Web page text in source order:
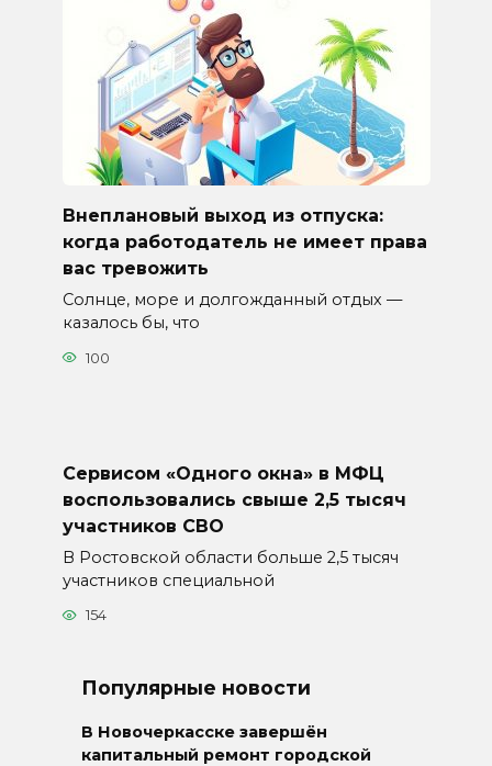
Внеплановый выход из отпуска:
когда работодатель не имеет права
вас тревожить
Солнце, море и долгожданный отдых —
казалось бы, что
100
Сервисом «Одного окна» в МФЦ
воспользовались свыше 2,5 тысяч
участников СВО
В Ростовской области больше 2,5 тысяч
участников специальной
154
Популярные новости
В Новочеркасске завершён
капитальный ремонт городской